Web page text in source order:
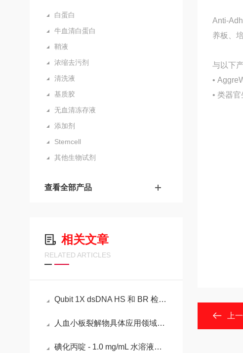
白蛋白
牛血清白蛋白
鞘液
浓缩去污剂
清洗液
基质胶
无血清冻存液
添加剂
Stemcell
其他生物试剂
查看全部产品
相关文章
RELATED ARTICLES
Qubit 1X dsDNA HS 和 BR 检测试剂盒的性能
人血小板裂解物具体应用领域介绍
碘化丙啶 - 1.0 mg/mL 水溶液的特性
Anti-
养板、
与以下
•
• 类器
上